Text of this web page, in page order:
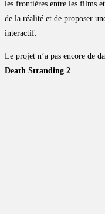
les frontières entre les films
de la réalité et de proposer
interactif.
Le projet n’a pas encore de
Death Stranding 2.